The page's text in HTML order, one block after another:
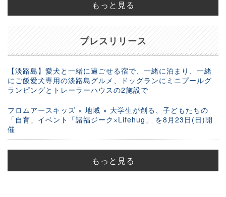
もっと見る
プレスリリース
【淡路島】愛犬と一緒に過ごせる宿で、一緒に泊まり、一緒
にご飯愛犬専用の淡路島グルメ、ドッグランにミニプールグ
ランピングとトレーラーハウスの2施設で
フロムアースキッズ × 地域 × 大学生が創る、子どもたちの
「自育」イベント「諸福ジーク×Lifehug」 を8月23日(日)開
催
もっと見る